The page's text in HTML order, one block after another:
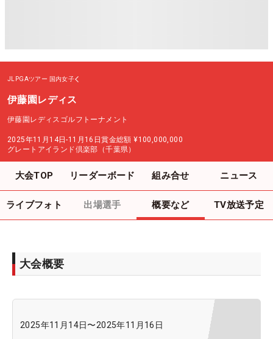
JLPGAツアー 国内女子
伊藤園レディス
伊藤園レディスゴルフトーナメント
2025年11月14日-11月16日賞金総額 ¥100,000,000
グレートアイランド倶楽部（千葉県）
大会TOP リーダーボード 組み合せ ニュース
ライブフォト 出場選手 概要など TV放送予定
大会概要
2025年11月14日〜2025年11月16日